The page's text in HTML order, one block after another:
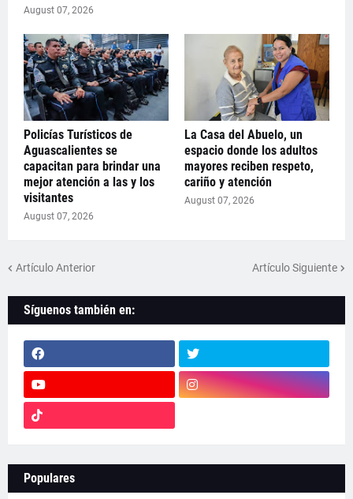
August 07, 2026
Policías Turísticos de
Aguascalientes se
capacitan para brindar una
mejor atención a las y los
visitantes
August 07, 2026
La Casa del Abuelo, un
espacio donde los adultos
mayores reciben respeto,
cariño y atención
August 07, 2026
Artículo Anterior Artículo Siguiente
Síguenos también en:
Populares